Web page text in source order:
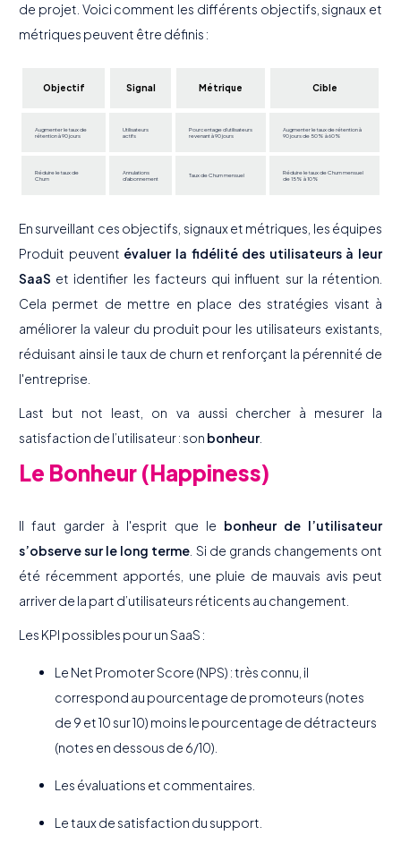
de projet. Voici comment les différents objectifs, signaux et
métriques peuvent être définis :
Objectif Signal Métrique Cible
Augmenter le taux de
rétention à 90 jours
Utilisateurs
actifs
Pourcentage d'utilisateurs
revenant à 90 jours
Augmenter le taux de rétention à
90 jours de 50% à 60%
Réduire le taux de
Churn
Annulations
d'abonnement
Taux de Churn mensuel
Réduire le taux de Churn mensuel
de 15% à 10%
En surveillant ces objectifs, signaux et métriques, les équipes
Produit peuvent évaluer la fidélité des utilisateurs à leur
SaaS et identifier les facteurs qui influent sur la rétention.
Cela permet de mettre en place des stratégies visant à
améliorer la valeur du produit pour les utilisateurs existants,
réduisant ainsi le taux de churn et renforçant la pérennité de
l'entreprise.
Last but not least, on va aussi chercher à mesurer la
satisfaction de l’utilisateur : son bonheur.
Le Bonheur (Happiness)
Il faut garder à l'esprit que le bonheur de l’utilisateur
s’observe sur le long terme . Si de grands changements ont
été récemment apportés, une pluie de mauvais avis peut
arriver de la part d’utilisateurs réticents au changement.
Les KPI possibles pour un SaaS :
Le Net Promoter Score (NPS) : très connu, il
correspond au pourcentage de promoteurs (notes
de 9 et 10 sur 10) moins le pourcentage de détracteurs
(notes en dessous de 6/10).
Les évaluations et commentaires.
Le taux de satisfaction du support.